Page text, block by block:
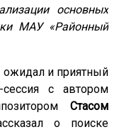
основных
МАУ «Районный
ожидал и приятный
с автором
Стасом
о поиске